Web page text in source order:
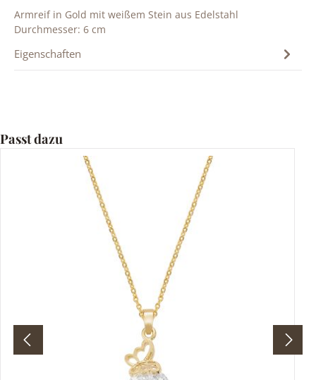
Armreif in Gold mit weißem Stein aus Edelstahl
Durchmesser: 6 cm
Eigenschaften
Produktgalerie überspringen
Passt dazu